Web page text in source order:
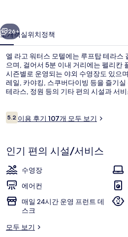
텔
의
사
진
갤
러
리
다음
26+
소개객실위치정책
엘 라고 워터스 모텔에는 루프탑 테라스
으며, 걸어서 5분 이내 거리에는 펠리칸
시즌별로 운영되는 야외 수영장도 있으
레일, 카야킹, 스쿠버다이빙 등을 즐기
테라스, 정원 등의 기타 편의 시설과 서
이
용
기
5.210점 만점 중 5.2점.
이용 후기 107개 모두 보기
인기 편의 시설/서비스
수영장
에어컨
매일 24시간 운영 프런트 데
스크
모두 보기